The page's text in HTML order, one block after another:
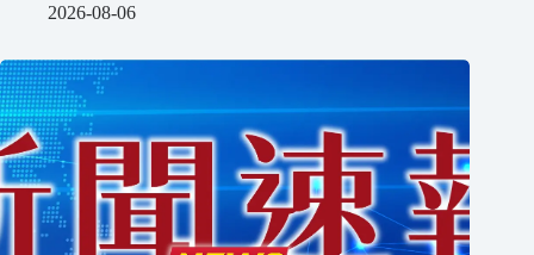
2026-08-06